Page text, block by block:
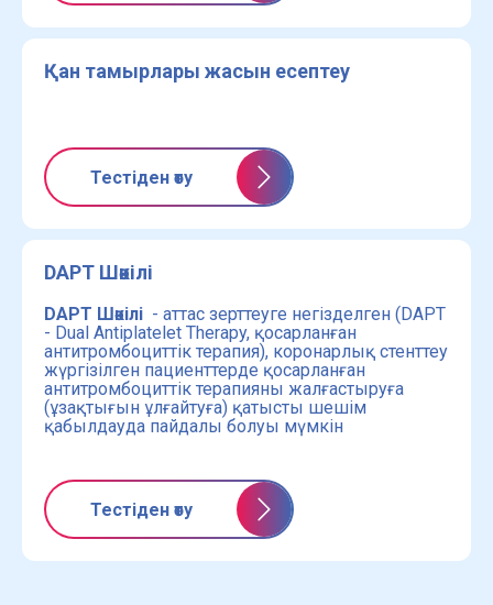
Қан тамырлары жасын есептеу
Тестіден өту
DAPT Шәкілі
DAPT Шәкілі - аттас зерттеуге негізделген (DAPT
- Dual Antiplatelet Therapy, қосарланған
антитромбоциттік терапия), коронарлық стенттеу
жүргізілген пациенттерде қосарланған
антитромбоциттік терапияны жалғастыруға
(ұзақтығын ұлғайтуға) қатысты шешім
қабылдауда пайдалы болуы мүмкін
Тестіден өту